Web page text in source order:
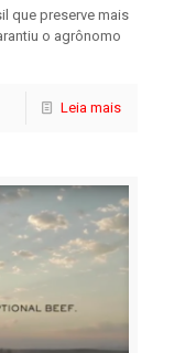
que preserve mais
o agrônomo
Leia mais